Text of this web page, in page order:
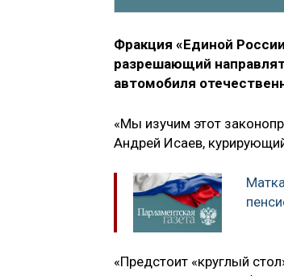
Фракция «Единой
разрешающий
автомобиля
«Мы изучим этот
Андрей Исаев,
«Предстоит «круглый